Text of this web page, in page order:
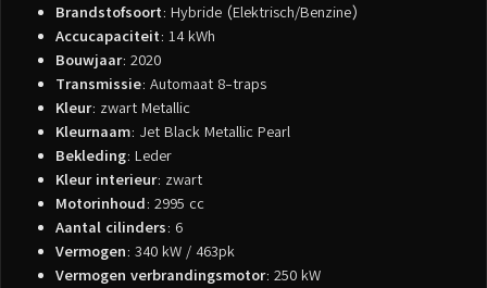
Brandstofsoort: Hybride (Elektrisch/Benzine)
Accucapaciteit: 14 kWh
Bouwjaar: 2020
Transmissie: Automaat 8-traps
Kleur: zwart Metallic
Kleurnaam: Jet Black Metallic Pearl
Bekleding: Leder
Kleur interieur: zwart
Motorinhoud: 2995 cc
Aantal cilinders: 6
Vermogen: 340 kW / 463pk
Vermogen verbrandingsmotor: 250 kW